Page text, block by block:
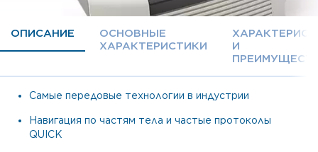
ОПИСАНИЕ
ОСНОВНЫЕ
ХАРАКТЕРИСТИКИ
И
Самые передовые технологии в индустрии
Навигация по частям тела и частые протоколы
QUICK